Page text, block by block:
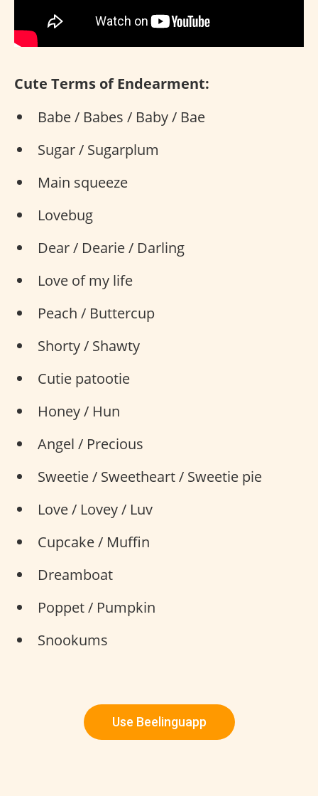
Cute Terms of Endearment:
Babe / Babes / Baby / Bae
Sugar / Sugarplum
Main squeeze
Lovebug
Dear / Dearie / Darling
Love of my life
Peach / Buttercup
Shorty / Shawty
Cutie patootie
Honey / Hun
Angel / Precious
Sweetie / Sweetheart / Sweetie pie
Love / Lovey / Luv
Cupcake / Muffin
Dreamboat
Poppet / Pumpkin
Snookums
Use Beelinguapp